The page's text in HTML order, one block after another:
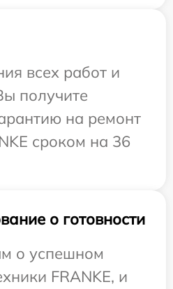
всех работ и
получите
на ремонт
сроком на 36
о готовности
о успешном
FRANKE, и